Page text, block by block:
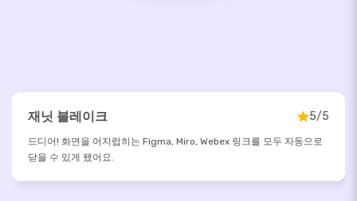
재닛 블레이크 5/5
드디어! 화면을 어지럽히는 Figma, Miro, Webex 링크를 모두 자동으로
닫을 수 있게 됐어요.